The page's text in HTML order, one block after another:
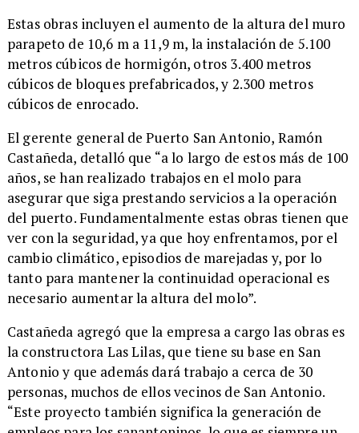
​Estas obras incluyen el aumento de la altura del muro
parapeto de 10,6 m a 11,9 m, la instalación de 5.100
metros cúbicos de hormigón, otros 3.400 metros
cúbicos de bloques prefabricados, y 2.300 metros
cúbicos de enrocado.
​El gerente general de Puerto San Antonio, Ramón
Castañeda, detalló que “a lo largo de estos más de 100
años, se han realizado trabajos en el molo para
asegurar que siga prestando servicios a la operación
del puerto. Fundamentalmente estas obras tienen que
ver con la seguridad, ya que hoy enfrentamos, por el
cambio climático, episodios de marejadas y, por lo
tanto para mantener la continuidad operacional es
necesario aumentar la altura del molo”.
​Castañeda agregó que la empresa a cargo las obras es
la constructora Las Lilas, que tiene su base en San
Antonio y que además dará trabajo a cerca de 30
personas, muchos de ellos vecinos de San Antonio.
“Este proyecto también significa la generación de